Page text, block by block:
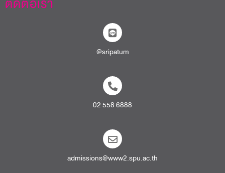
ติดต่อเรา
@sripatum
02 558 6888
admissions@www2.spu.ac.th